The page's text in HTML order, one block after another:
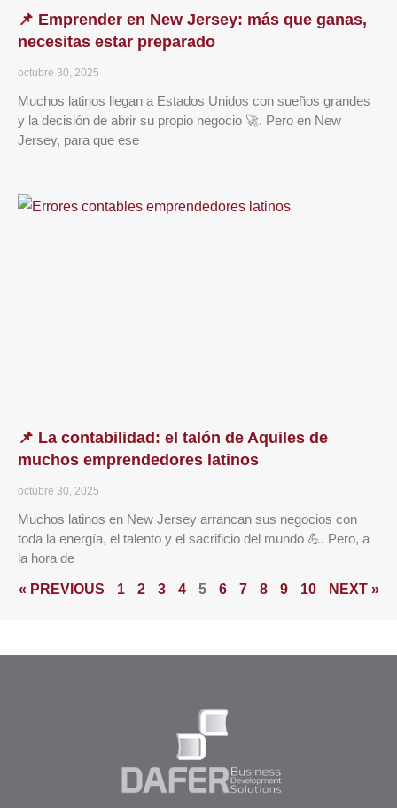
📌 Emprender en New Jersey: más que ganas,
necesitas estar preparado
octubre 30, 2025
Muchos latinos llegan a Estados Unidos con sueños grandes
y la decisión de abrir su propio negocio 🚀. Pero en New
Jersey, para que ese
📌 La contabilidad: el talón de Aquiles de
muchos emprendedores latinos
octubre 30, 2025
Muchos latinos en New Jersey arrancan sus negocios con
toda la energía, el talento y el sacrificio del mundo 💪. Pero, a
la hora de
« PREVIOUS 1 2 3 4 5 6 7 8 9 10 NEXT »